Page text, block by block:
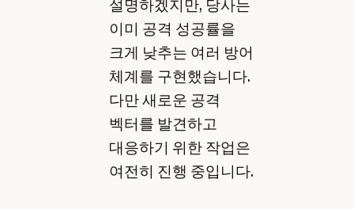
설명하겠지만, 당사는
이미 공격 성공률을
크게 낮추는 여러 방어
체계를 구현했습니다.
다만 새로운 공격
벡터를 발견하고
대응하기 위한 작업은
여전히 진행 중입니다.